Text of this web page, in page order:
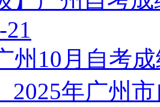
21
州10月自考
2025年广州